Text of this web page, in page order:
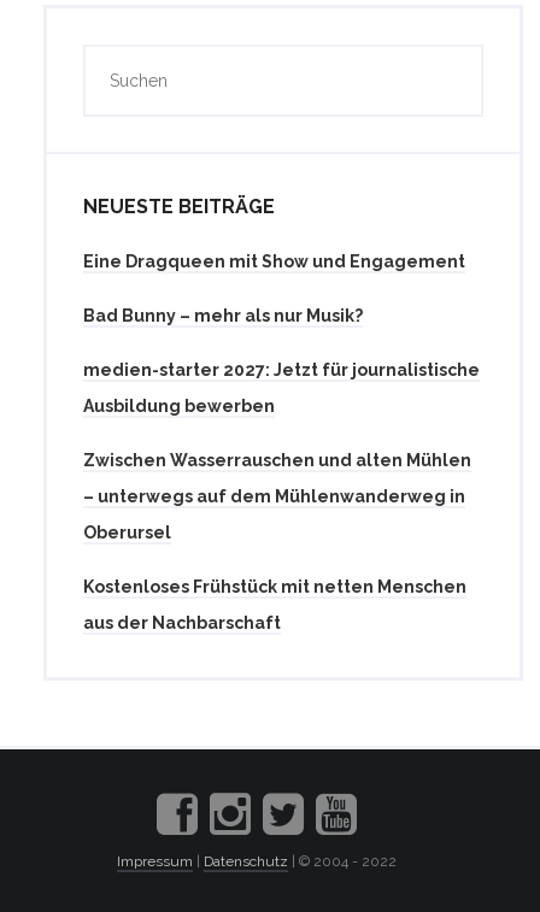
NEUESTE BEITRÄGE
Eine Dragqueen mit Show und Engagement
Bad Bunny – mehr als nur Musik?
medien-starter 2027: Jetzt für journalistische
Ausbildung bewerben
Zwischen Wasserrauschen und alten Mühlen
– unterwegs auf dem Mühlenwanderweg in
Oberursel
Kostenloses Frühstück mit netten Menschen
aus der Nachbarschaft
Impressum Datenschutz | © 2004 - 2022